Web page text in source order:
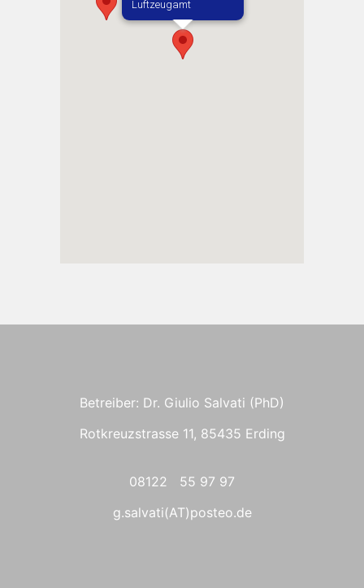
Luftzeugamt
Betreiber: Dr. Giulio Salvati (PhD)
Rotkreuzstrasse 11, 85435 Erding
08122 55 97 97
g.salvati(AT)posteo.de